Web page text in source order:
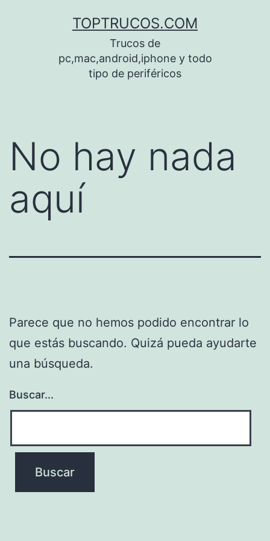
TOPTRUCOS.COM
Trucos de
pc,mac,android,iphone y todo
tipo de periféricos
No hay nada
aquí
Parece que no hemos podido encontrar lo
que estás buscando. Quizá pueda ayudarte
una búsqueda.
Buscar...